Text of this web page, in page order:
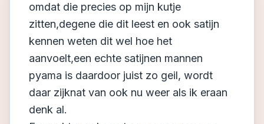
omdat die precies op mijn kutje
zitten,degene die dit leest en ook satijn
kennen weten dit wel hoe het
aanvoelt,een echte satijnen mannen
pyama is daardoor juist zo geil, wordt
daar zijknat van ook nu weer als ik eraan
denk al.